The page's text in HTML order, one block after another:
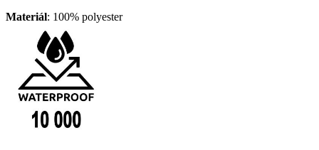
Materiál: 100% polyester